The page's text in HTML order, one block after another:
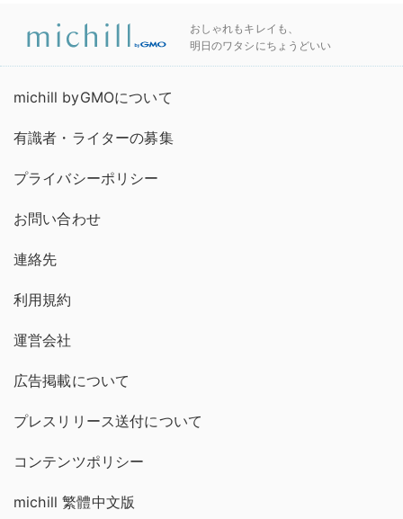
おしゃれもキレイも、
明日のワタシにちょうどいい
michill byGMOについて
有識者・ライターの募集
プライバシーポリシー
お問い合わせ
連絡先
利用規約
運営会社
広告掲載について
プレスリリース送付について
コンテンツポリシー
michill 繁體中文版